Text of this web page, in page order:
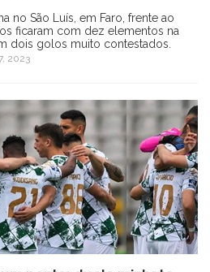
no São Luís, em Faro, frente ao
ficaram com dez elementos na
dois golos muito contestados.
2023